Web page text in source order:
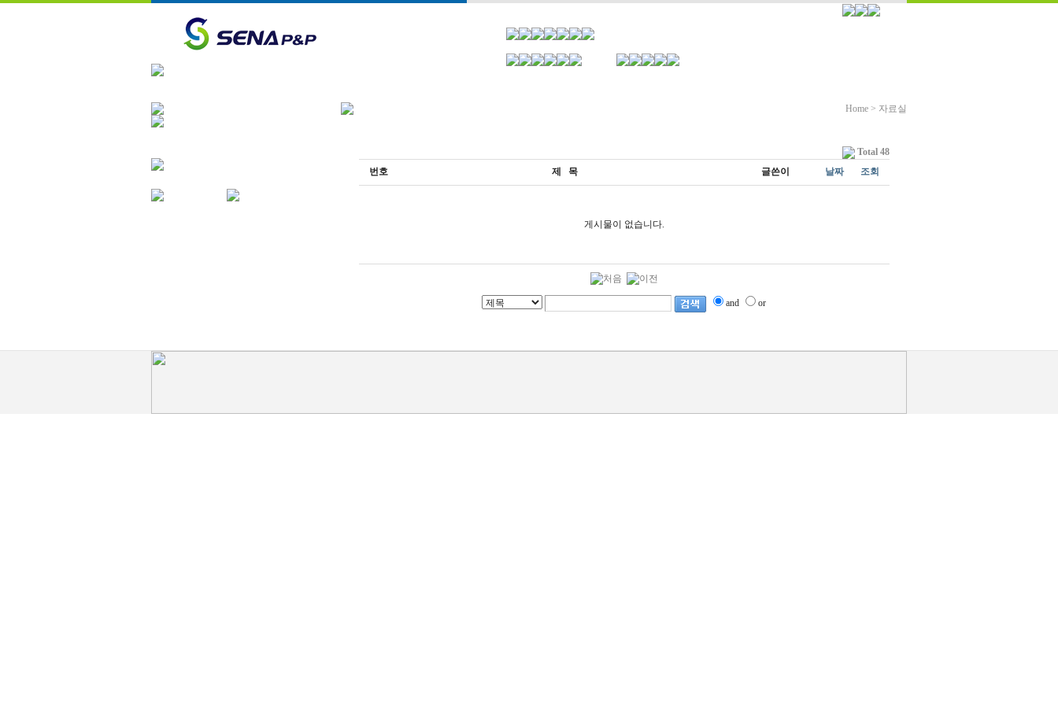
Home > 자료실
Total 48
번호
제 목 글쓴이 날짜 조회
게시물이 없습니다.
and or